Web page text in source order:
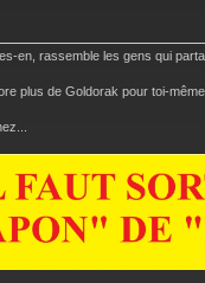
en, rassemble les gens qui
plus de Goldorak pour toi-